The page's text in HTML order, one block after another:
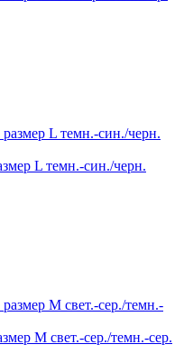
L темн.-син./черн.
M свет.-сер./темн.-сер.